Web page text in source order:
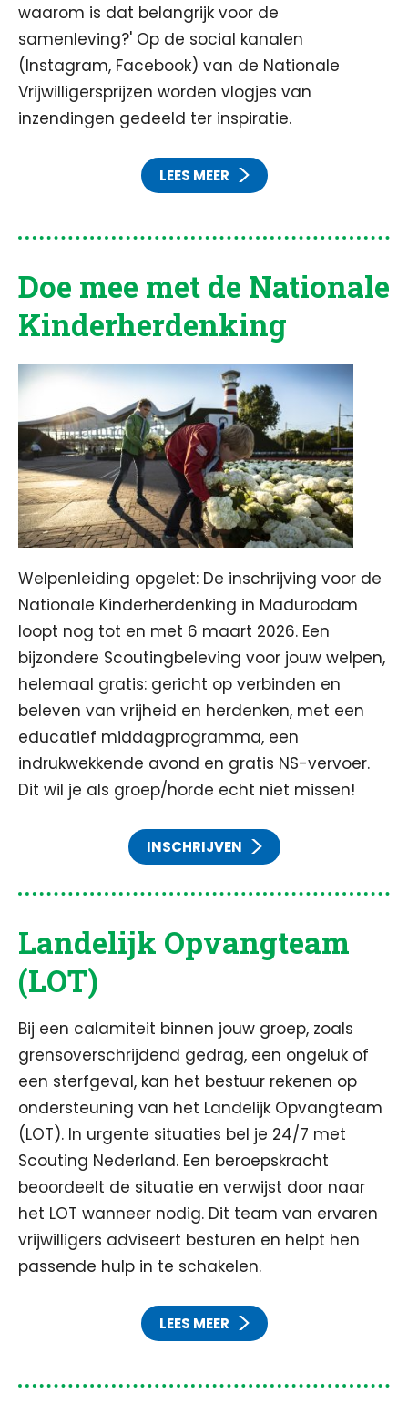
waarom is dat belangrijk voor de
samenleving?' Op de social kanalen
(Instagram, Facebook) van de Nationale
Vrijwilligersprijzen worden vlogjes van
inzendingen gedeeld ter inspiratie.
LEES MEER
Doe mee met de Nationale
Kinderherdenking
Welpenleiding opgelet: De inschrijving voor de
Nationale Kinderherdenking in Madurodam
loopt nog tot en met 6 maart 2026. Een
bijzondere Scoutingbeleving voor jouw welpen,
helemaal gratis: gericht op verbinden en
beleven van vrijheid en herdenken, met een
educatief middagprogramma, een
indrukwekkende avond en gratis NS-vervoer.
Dit wil je als groep/horde echt niet missen!
INSCHRIJVEN
Landelijk Opvangteam
(LOT)
Bij een calamiteit binnen jouw groep, zoals
grensoverschrijdend gedrag, een ongeluk of
een sterfgeval, kan het bestuur rekenen op
ondersteuning van het Landelijk Opvangteam
(LOT). In urgente situaties bel je 24/7 met
Scouting Nederland. Een beroepskracht
beoordeelt de situatie en verwijst door naar
het LOT wanneer nodig. Dit team van ervaren
vrijwilligers adviseert besturen en helpt hen
passende hulp in te schakelen.
LEES MEER